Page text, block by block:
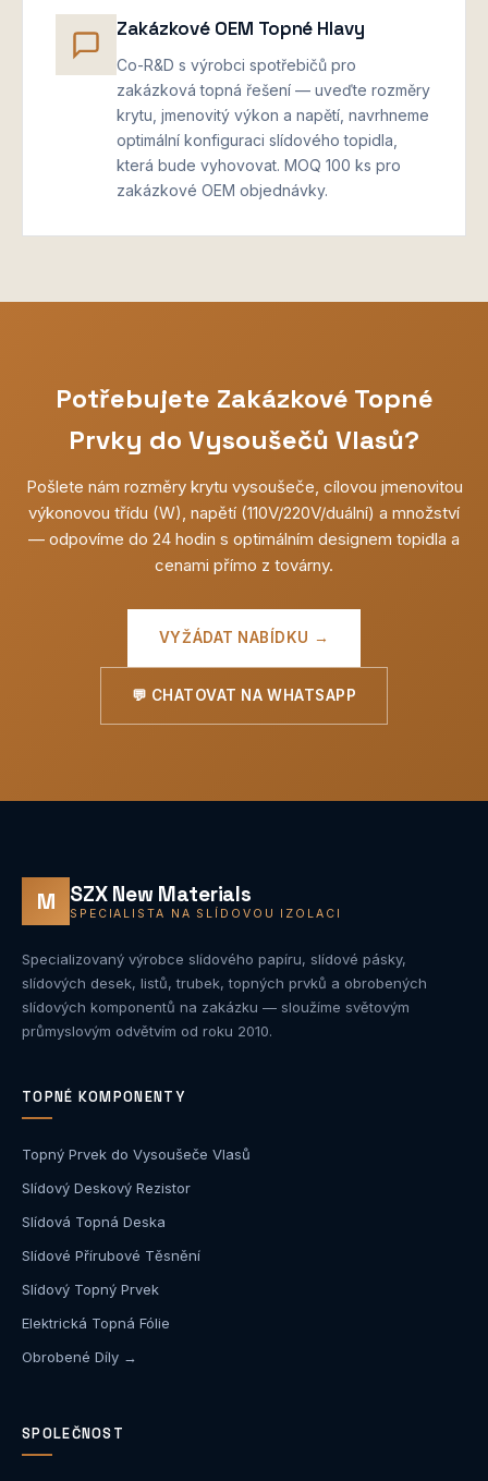
Zakázkové OEM Topné Hlavy
Co-R&D s výrobci spotřebičů pro
zakázková topná řešení — uveďte rozměry
krytu, jmenovitý výkon a napětí, navrhneme
optimální konfiguraci slídového topidla,
která bude vyhovovat. MOQ 100 ks pro
zakázkové OEM objednávky.
Potřebujete Zakázkové Topné
Prvky do Vysoušečů Vlasů?
Pošlete nám rozměry krytu vysoušeče, cílovou jmenovitou
výkonovou třídu (W), napětí (110V/220V/duální) a množství
— odpovíme do 24 hodin s optimálním designem topidla a
cenami přímo z továrny.
VYŽÁDAT NABÍDKU →
💬 CHATOVAT NA WHATSAPP
M SZX New Materials
SPECIALISTA NA SLÍDOVOU IZOLACI
Specializovaný výrobce slídového papíru, slídové pásky,
slídových desek, listů, trubek, topných prvků a obrobených
slídových komponentů na zakázku — sloužíme světovým
průmyslovým odvětvím od roku 2010.
TOPNÉ KOMPONENTY
Topný Prvek do Vysoušeče Vlasů
Slídový Deskový Rezistor
Slídová Topná Deska
Slídové Přírubové Těsnění
Slídový Topný Prvek
Elektrická Topná Fólie
Obrobené Díly →
SPOLEČNOST